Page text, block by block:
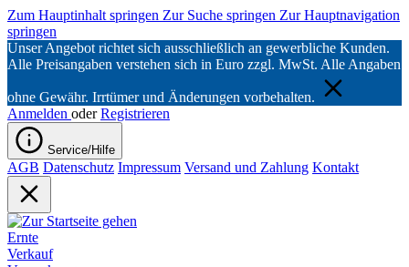
Zum Hauptinhalt springen Zur Suche springen Zur Hauptnavigation
springen
Unser Angebot richtet sich ausschließlich an gewerbliche Kunden.
Alle Preisangaben verstehen sich in Euro zzgl. MwSt. Alle Angaben
ohne Gewähr. Irrtümer und Änderungen vorbehalten.
Anmelden oder Registrieren
Service/Hilfe
AGB Datenschutz Impressum Versand und Zahlung Kontakt
Ernte
Verkauf